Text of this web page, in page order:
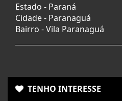
Estado - Paraná
Cidade - Paranaguá
Bairro -Vila Paranaguá
TENHO INTERESSE